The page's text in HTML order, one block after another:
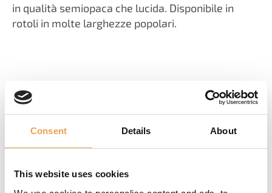
Consent Details About
This website uses cookies
in qualità semiopaca che lucida. Disponibile in
rotoli in molte larghezze popolari.
PRODOTTI CORRISPONDENTI